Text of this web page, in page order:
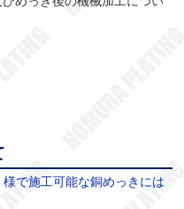
様で施工可能な銅めっきには